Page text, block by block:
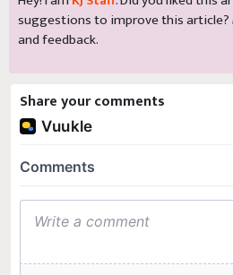
suggestions to improve this article?
and feedback.
Share your comments